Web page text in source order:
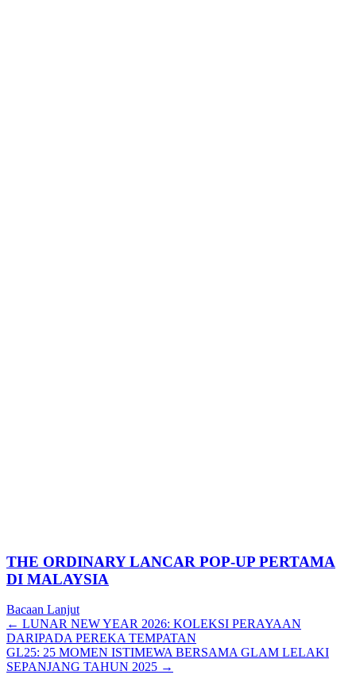
THE ORDINARY LANCAR POP-UP PERTAMA
DI MALAYSIA
Bacaan Lanjut
Posts
navigation
← LUNAR NEW YEAR 2026: KOLEKSI PERAYAAN
DARIPADA PEREKA TEMPATAN
GL25: 25 MOMEN ISTIMEWA BERSAMA GLAM LELAKI
SEPANJANG TAHUN 2025 →